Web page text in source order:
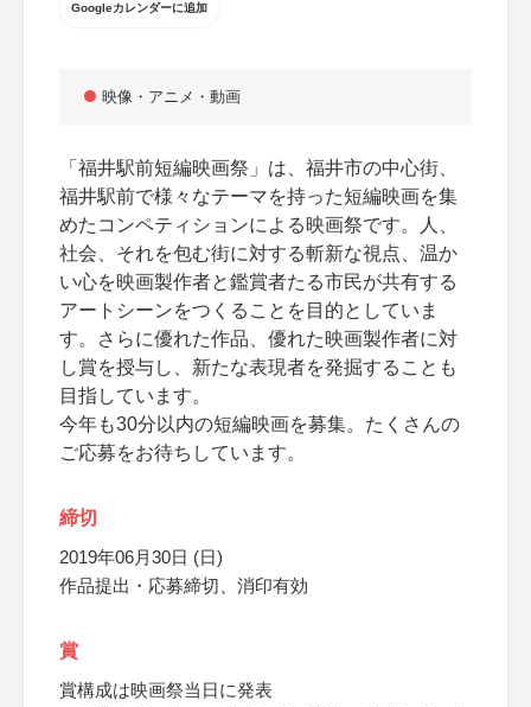
Googleカレンダーに追加
映像・アニメ・動画
「福井駅前短編映画祭」は、福井市の中心街、
福井駅前で様々なテーマを持った短編映画を集
めたコンペティションによる映画祭です。人、
社会、それを包む街に対する斬新な視点、温か
い心を映画製作者と鑑賞者たる市民が共有する
アートシーンをつくることを目的としていま
す。さらに優れた作品、優れた映画製作者に対
し賞を授与し、新たな表現者を発掘することも
目指しています。
今年も30分以内の短編映画を募集。たくさんの
ご応募をお待ちしています。
締切
2019年06月30日 (日)
作品提出・応募締切、消印有効
賞
賞構成は映画祭当日に発表